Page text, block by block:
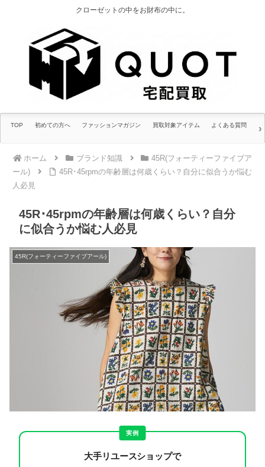
クローゼットの中をお財布の中に。
TOP 初めての方へ ファッションマガジン 買取対象アイテム よくある質問
ホーム ブランド知識
45R(フォーティーファイブア
ール)
45R･45rpmの年齢層は何歳くらい？自分に似合うか悩む
人必見
45R･45rpmの年齢層は何歳くらい？自分
に似合うか悩む人必見
45R(フォーティーファイブアール)
実例
大手リユースショップで